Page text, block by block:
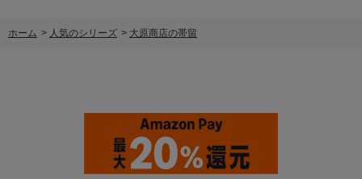
ホーム > 人気のシリーズ > 大原商店の帯留